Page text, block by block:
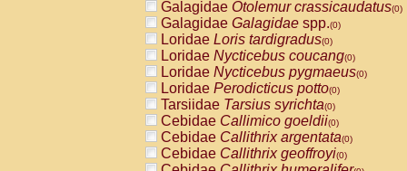
Galagidae Otolemur crassicaudatus(0)
Galagidae Galagidae spp.(0)
Loridae Loris tardigradus(0)
Loridae Nycticebus coucang(0)
Loridae Nycticebus pygmaeus(0)
Loridae Perodicticus potto(0)
Tarsiidae Tarsius syrichta(0)
Cebidae Callimico goeldii(0)
Cebidae Callithrix argentata(0)
Cebidae Callithrix geoffroyi(0)